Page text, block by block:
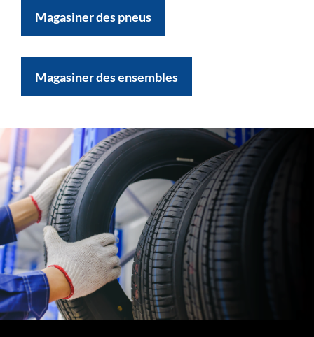
Magasiner des pneus
Magasiner des ensembles